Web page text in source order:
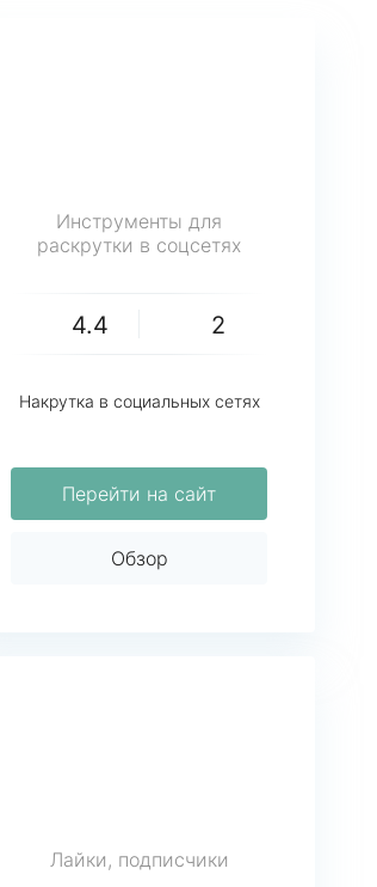
Инструменты для
раскрутки в соцсетях
4.4 2
Накрутка в социальных сетях
Перейти на сайт
Обзор
Лайки, подписчики